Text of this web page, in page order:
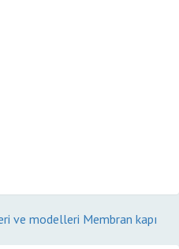
ve modelleri Membran kapı